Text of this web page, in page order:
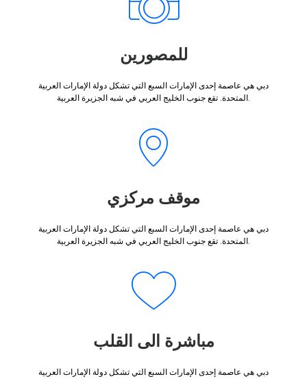
للمصورين
دبي هي عاصمة إحدى الإمارات السبع التي تشكل دولة الإمارات العربية
المتحدة. تقع جنوب الخليج العربي في شبه الجزيرة العربية.
موقف مركزي
دبي هي عاصمة إحدى الإمارات السبع التي تشكل دولة الإمارات العربية
المتحدة. تقع جنوب الخليج العربي في شبه الجزيرة العربية.
مباشرة الى القلب
دبي هي عاصمة إحدى الإمارات السبع التي تشكل دولة الإمارات العربية